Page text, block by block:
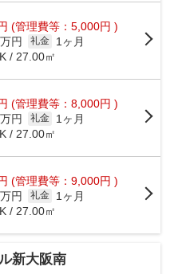
(管理費等：5,000円 )
円 礼金
1ヶ月
/ 27.00㎡
(管理費等：8,000円 )
円 礼金
1ヶ月
/ 27.00㎡
(管理費等：9,000円 )
円 礼金
1ヶ月
/ 27.00㎡
新大阪南